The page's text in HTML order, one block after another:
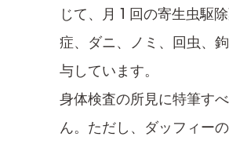
じて、月 1 回の寄生虫駆
症、ダニ、ノミ、回虫、
与しています。
身体検査の所見に特筆す
ん。ただし、ダッフィー